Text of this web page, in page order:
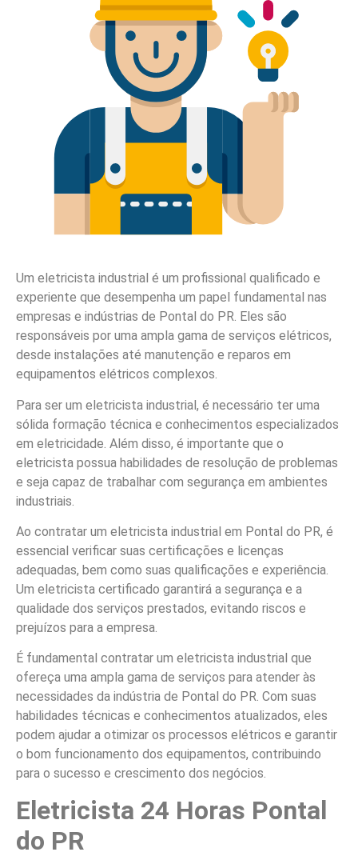
Um eletricista industrial é um profissional qualificado e
experiente que desempenha um papel fundamental nas
empresas e indústrias de Pontal do PR. Eles são
responsáveis por uma ampla gama de serviços elétricos,
desde instalações até manutenção e reparos em
equipamentos elétricos complexos.
Para ser um eletricista industrial, é necessário ter uma
sólida formação técnica e conhecimentos especializados
em eletricidade. Além disso, é importante que o
eletricista possua habilidades de resolução de problemas
e seja capaz de trabalhar com segurança em ambientes
industriais.
Ao contratar um eletricista industrial em Pontal do PR, é
essencial verificar suas certificações e licenças
adequadas, bem como suas qualificações e experiência.
Um eletricista certificado garantirá a segurança e a
qualidade dos serviços prestados, evitando riscos e
prejuízos para a empresa.
É fundamental contratar um eletricista industrial que
ofereça uma ampla gama de serviços para atender às
necessidades da indústria de Pontal do PR. Com suas
habilidades técnicas e conhecimentos atualizados, eles
podem ajudar a otimizar os processos elétricos e garantir
o bom funcionamento dos equipamentos, contribuindo
para o sucesso e crescimento dos negócios.
Eletricista 24 Horas Pontal
do PR